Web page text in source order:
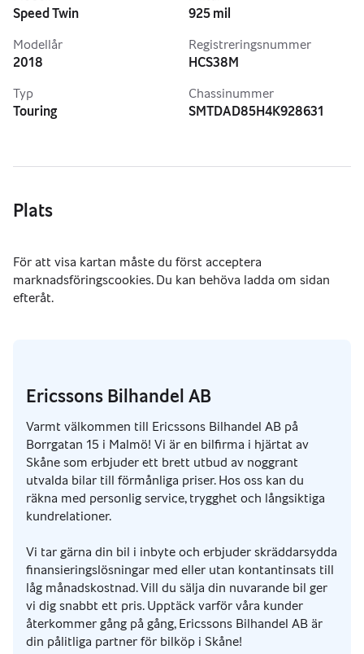
Speed Twin
Modellår
2018
Typ
Touring
925 mil
Registreringsnummer
HCS38M
Chassinummer
SMTDAD85H4K928631
Plats
Ericssons Bilhandel AB
Varmt välkommen till Ericssons Bilhandel AB på
Borrgatan 15 i Malmö! Vi är en bilfirma i hjärtat av
Skåne som erbjuder ett brett utbud av noggrant
utvalda bilar till förmånliga priser. Hos oss kan du
räkna med personlig service, trygghet och långsiktiga
kundrelationer.
Vi tar gärna din bil i inbyte och erbjuder skräddarsydda
finansieringslösningar med eller utan kontantinsats till
låg månadskostnad. Vill du sälja din nuvarande bil ger
vi dig snabbt ett pris. Upptäck varför våra kunder
återkommer gång på gång, Ericssons Bilhandel AB är
din pålitliga partner för bilköp i Skåne!